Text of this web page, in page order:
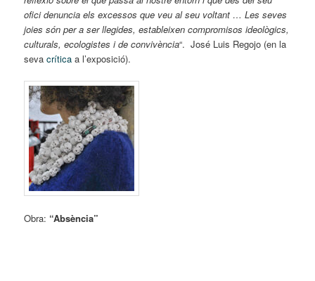
ofici denuncia els excessos que veu al seu voltant … Les seves
joies són per a ser llegides, estableixen compromisos ideològics,
culturals, ecologistes i de convivència“. José Luis Regojo (en la
sevacrítica a l’exposició).
Obra: “Absència”